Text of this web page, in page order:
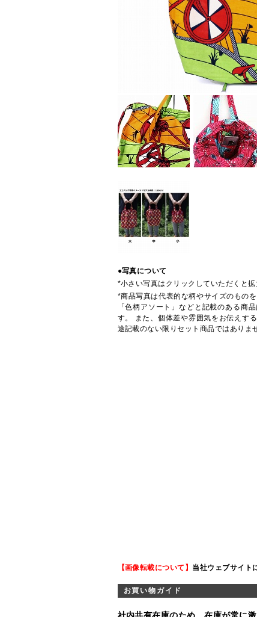
●写真について
*小さい写真はクリックしていただくと拡
*商品写真は代表的な柄やサイズのもの
「色柄アソート」などと記載のある商
す。 また、個体差や雰囲気をお伝えす
途記載のない限りセット商品ではありま
【画像転載について】 当社ウェブサイト
お買い物ガイド